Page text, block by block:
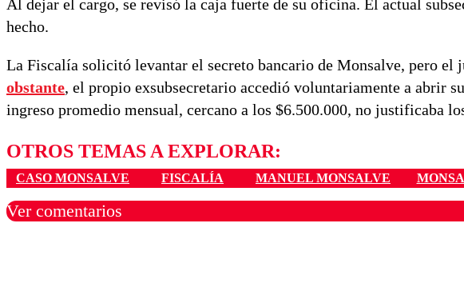
Al dejar el cargo, se revisó la caja fuerte de su oficina. El actual
hecho.
La Fiscalía solicitó levantar el secreto bancario de Monsalve, pero el
obstante, el propio exsubsecretario accedió voluntariamente a abrir
ingreso promedio mensual, cercano a los $6.500.000, no justificaba
OTROS TEMAS A EXPLORAR:
CASO MONSALVE FISCALÍA MANUEL MONSALVE
Ver comentarios